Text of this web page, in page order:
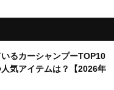
いるカーシャンプーTOP10
人気アイテムは？【2026年